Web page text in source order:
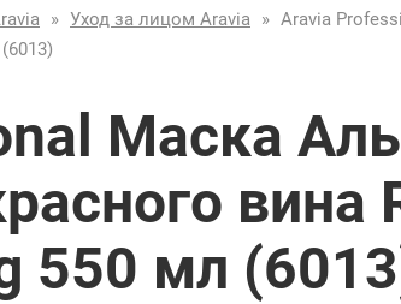
» Уход за лицом Aravia » Aravia
Маска
вина
550 мл